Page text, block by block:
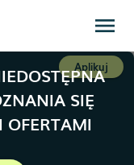
menu
SIĘ
Aplikuj